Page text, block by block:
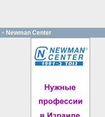
Newman Center